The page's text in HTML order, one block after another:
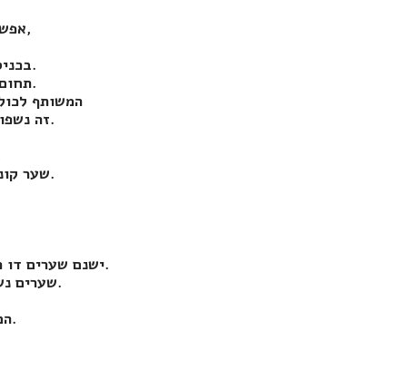
או מושבים,
בכניסה לבתים פרטיים שבעליהם מעוניינים בהגנה ובקרה על הכניסה אליהם.
תחום השערים החשמליים כולל מגוון סוגים של שערים ומחסומים אוטומטיים.
זה נשפוך קצת אור על הסוגים השונים של שערים חשמליים ומחסומים ושימושיהם.
שער קונזולי כולל עינית אלקטרונית המזהה את השלט ומאפשרת פתיחה אוטומטית.
ישנם שערים דו כנפיים (כמו שתי דלתות הנפגשות באמצע וכל אחת נעה על ציר משלה) וחד כנפיים.
שערים נשלפים- שערים הצמודים לקרקע או מונחים בחלל המיועד לכך בתוך האדמה.
הם יכולים להיות מאסיביים ביותר ויעילים מאד בחסימת מעבר רכבים.